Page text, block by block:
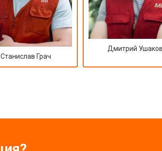
Станислав Грач
Дмитрий Ушаков